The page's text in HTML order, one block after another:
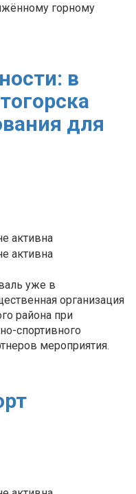
горному
в
для
уже в
организация
района при
спортивного
мероприятия.